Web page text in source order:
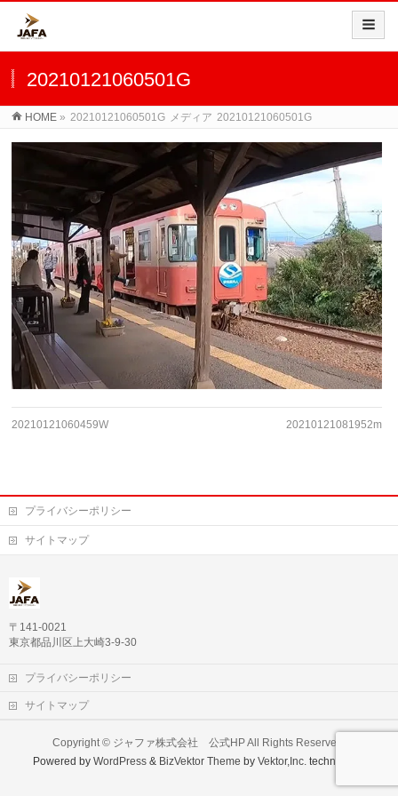
20210121060501G
HOME » 20210121060501G メディア 20210121060501G
20210121060459W 20210121081952m
プライバシーポリシー
サイトマップ
〒141-0021
東京都品川区上大崎3-9-30
プライバシーポリシー
サイトマップ
Copyright © ジャファ株式会社 公式HPAll Rights Reserved.
Powered byWordPress & BizVektor Theme byVektor,Inc. technology.